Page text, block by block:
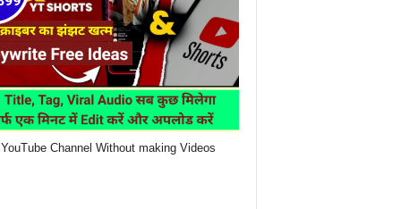
Channel Without making Videos